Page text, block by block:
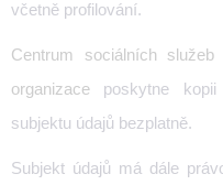
včetně profilování.
Centrum sociálních
organizace poskytne kopii
subjektu údajů bezplatně.
Subjekt údajů má dále